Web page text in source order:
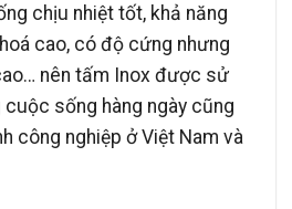
chịu nhiệt tốt, khả năng
cao, có độ cứng nhưng
nên tấm Inox được sử
sống hàng ngày cũng
công nghiệp ở Việt Nam và